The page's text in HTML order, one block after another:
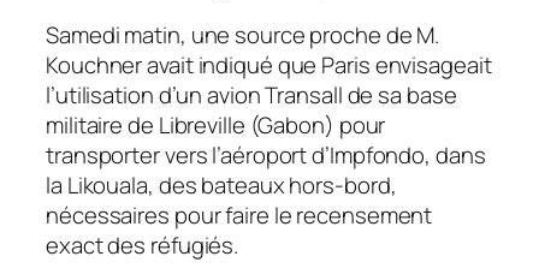
Samedi matin, une source proche de M.
Kouchner avait indiqué que Paris envisageait
l’utilisation d’un avion Transall de sa base
militaire de Libreville (Gabon) pour
transporter vers l’aéroport d’Impfondo, dans
la Likouala, des bateaux hors-bord,
nécessaires pour faire le recensement
exact des réfugiés.